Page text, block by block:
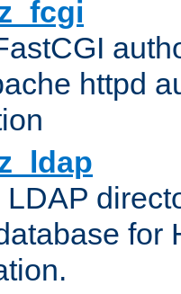
httpd
for